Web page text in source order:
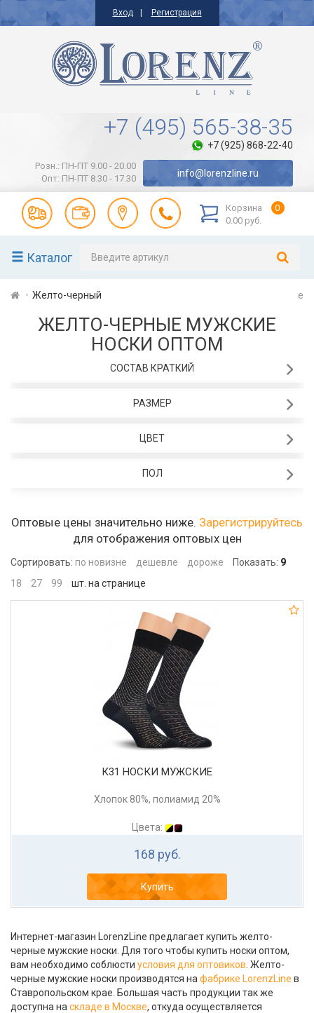
Вход Регистрация
+7 (495) 565-38-35
+7 (925) 868-22-40
Розн.: ПН-ПТ 9.00 - 20.00
Опт: ПН-ПТ 8.30 - 17.30
info@lorenzline.ru
Корзина
0
0.00 руб.
Каталог
Желто-черный e
ЖЕЛТО-ЧЕРНЫЕ МУЖСКИЕ
НОСКИ ОПТОМ
СОСТАВ КРАТКИЙ
РАЗМЕР
ЦВЕТ
ПОЛ
Оптовые цены значительно ниже. Зарегистрируйтесь
для отображения оптовых цен
Сортировать: по новизне дешевле дороже Показать: 9
18
27 99 шт. на странице
К31 НОСКИ МУЖСКИЕ
Хлопок 80%, полиамид 20%
Цвета:
168 руб.
Купить
Интернет-магазин LorenzLine предлагает купить желто-
черные мужские носки. Для того чтобы купить носки оптом,
вам необходимо соблюсти условия для оптовиков. Желто-
черные мужские носки производятся нафабрике LorenzLine в
Ставропольском крае. Большая часть продукции так же
доступна наскладе в Москве, откуда осуществляется